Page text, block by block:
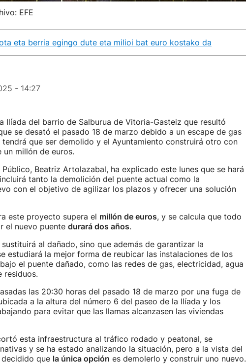
EFE
eta berria egingo dute eta milioi bat euro kostako da
- 14:27
Ilíada del barrio de Salburua de Vitoria-Gasteiz que resultó
se desató el pasado 18 de marzo debido a un escape de gas
tendrá que ser demolido y el Ayuntamiento construirá otro con
un millón de euros.
Beatriz Artolazabal, ha explicado este lunes que se hará
tanto la demolición del puente actual como la
con el objetivo de agilizar los plazos y ofrecer una solución
este proyecto supera el millón de euros, y se calcula que todo
el nuevo puente durará dos años.
al dañado, sino que además de garantizar la
estudiará la mejor forma de reubicar las instalaciones de los
el puente dañado, como las redes de gas, electricidad, agua
residuos.
las 20:30 horas del pasado 18 de marzo por una fuga de
a la altura del número 6 del paseo de la Ilíada y los
para evitar que las llamas alcanzasen las viviendas
esta infraestructura al tráfico rodado y peatonal, se
y se ha estado analizando la situación, pero a la vista del
que la única opción es demolerlo y construir uno nuevo.